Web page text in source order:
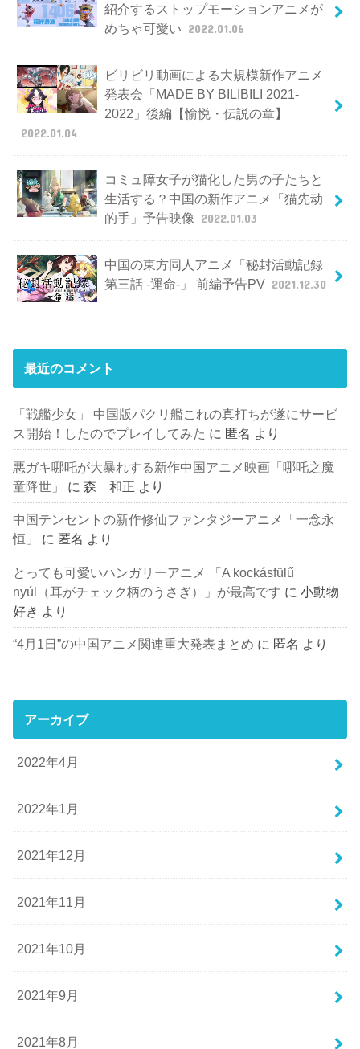
紹介するストップモーションアニメが
めちゃ可愛い 2022.01.06
ビリビリ動画による大規模新作アニメ
発表会「MADE BY BILIBILI 2021-
2022」後編【愉悦・伝説の章】
2022.01.04
コミュ障女子が猫化した男の子たちと
生活する？中国の新作アニメ「猫先动
的手」予告映像
2022.01.03
中国の東方同人アニメ「秘封活動記録
第三話 -運命-」 前編予告PV 2021.12.30
最近のコメント
「戦艦少女」 中国版パクリ艦これの真打ちが遂にサービ
ス開始！したのでプレイしてみた に 匿名 より
悪ガキ哪吒が大暴れする新作中国アニメ映画「哪吒之魔
童降世」
に森 和正 より
中国テンセントの新作修仙ファンタジーアニメ「一念永
恒」
に 匿名 より
とっても可愛いハンガリーアニメ 「A kockásfülű
nyúl（耳がチェック柄のうさぎ）」が最高です に小動物
好き より
“4月1日”の中国アニメ関連重大発表まとめ に 匿名 より
アーカイブ
2022年4月
2022年1月
2021年12月
2021年11月
2021年10月
2021年9月
2021年8月